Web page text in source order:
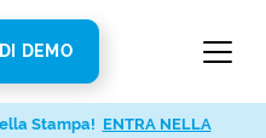
DEMO
Stampa! ENTRA NELLA